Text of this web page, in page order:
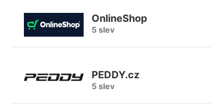
OnlineShop
5 slev
PEDDY.cz
5 slev